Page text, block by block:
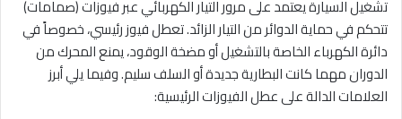
تشغيل السيارة يعتمد على مرور التيار الكهربائي عبر فيوزات (صمامات)
تتحكم في حماية الدوائر من التيار الزائد. تعطل فيوز رئيسي، خصوصاً في
دائرة الكهرباء الخاصة بالتشغيل أو مضخة الوقود، يمنع المحرك من
الدوران مهما كانت البطارية جديدة أو السلف سليم. وفيما يلي أبرز
العلامات الدالة على عطل الفيوزات الرئيسية: